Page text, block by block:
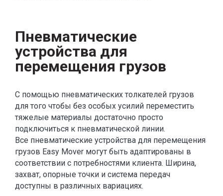
Пневматические
устройства для
перемещения грузов
С помощью пневматических толкателей грузов
для того чтобы без особых усилий переместить
тяжелые материалы достаточно просто
подключиться к пневматической линии.
Все пневматические устройства для перемещения
грузов Easy Mover могут быть адаптированы в
соответствии с потребностями клиента. Ширина,
захват, опорные точки и система передач
доступны в различных вариациях.